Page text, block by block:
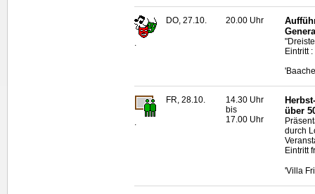
DO, 27.10. 20.00 Uhr
Eintritt
.
FR, 28.10.
14.30 Uhr
bis
17.00 Uhr
über
durch
Eintritt
'Villa